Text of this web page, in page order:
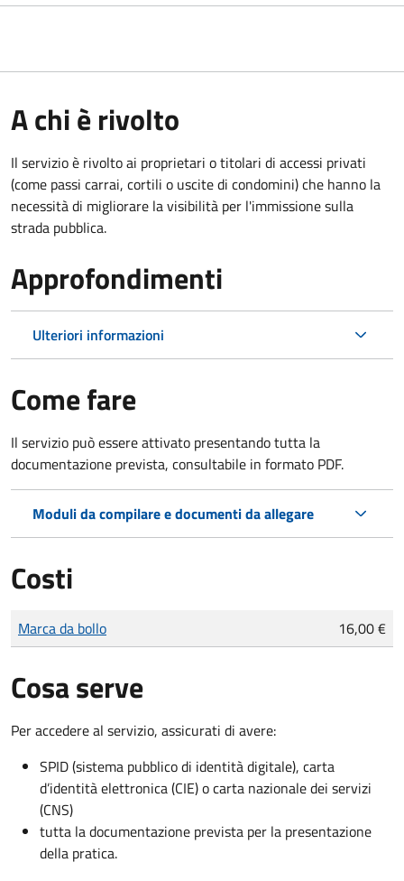
A chi è rivolto
Il servizio è rivolto ai proprietari o titolari di accessi privati
(come passi carrai, cortili o uscite di condomini) che hanno la
necessità di migliorare la visibilità per l'immissione sulla
strada pubblica.
Approfondimenti
Ulteriori informazioni
Come fare
Il servizio può essere attivato presentando tutta la
documentazione prevista, consultabile in formato PDF.
Moduli da compilare e documenti da allegare
Costi
Tipo di pagamento
Importo
Marca da bollo 16,00 €
Cosa serve
Per accedere al servizio, assicurati di avere:
SPID (sistema pubblico di identità digitale), carta
d’identità elettronica (CIE) o carta nazionale dei servizi
(CNS)
tutta la documentazione prevista per la presentazione
della pratica.